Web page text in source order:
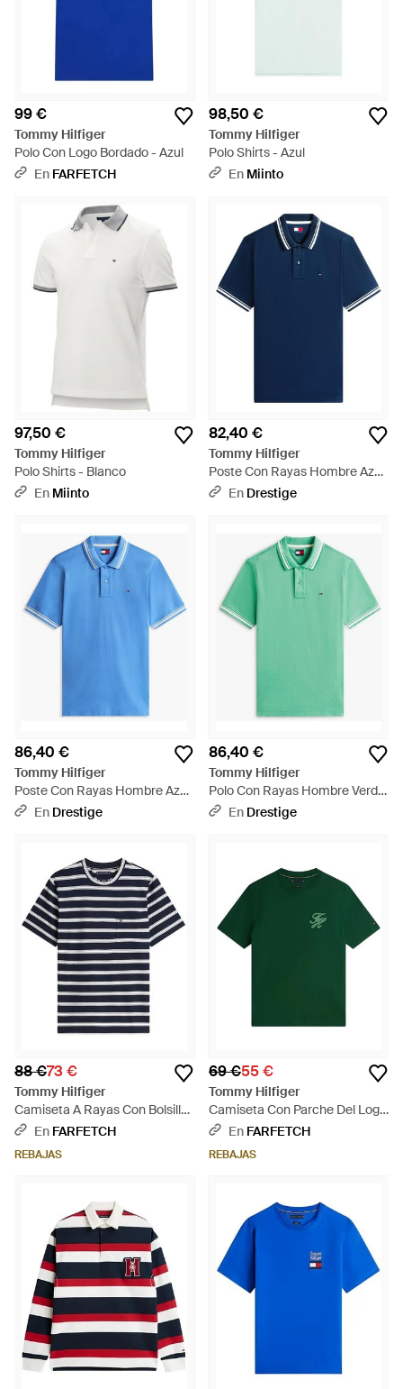
99 €
Tommy Hilfiger
Polo Con Logo Bordado - Azul
En FARFETCH
98,50 €
Tommy Hilfiger
Polo Shirts - Azul
En Miinto
97,50 €
Tommy Hilfiger
Polo Shirts - Blanco
En Miinto
82,40 €
Tommy Hilfiger
Poste Con Rayas Hombre Azul
Oscuro - Azul
En Drestige
86,40 €
Tommy Hilfiger
Poste Con Rayas Hombre Azul
- Azul
En Drestige
86,40 €
Tommy Hilfiger
Polo Con Rayas Hombre Verde
- Verde
En Drestige
88 €73 €
Tommy Hilfiger
Camiseta A Rayas Con Bolsillo
- Azul
En FARFETCH
REBAJAS
69 €55 €
Tommy Hilfiger
Camiseta Con Parche Del Logo
- Verde
En FARFETCH
REBAJAS